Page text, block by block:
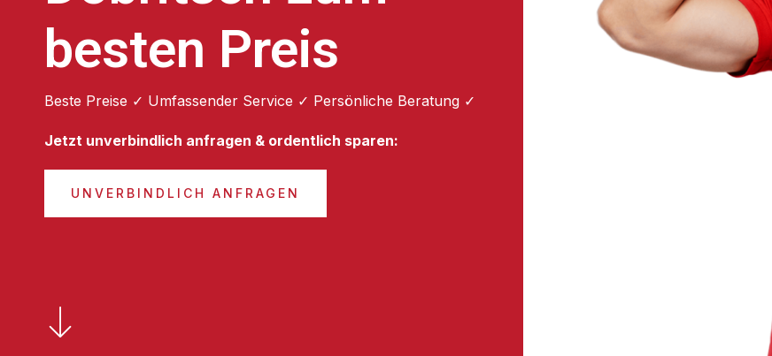
besten Preis
Beste Preise ✓ Umfassender Service ✓ Persönliche Beratung ✓
Jetzt unverbindlich anfragen & ordentlich sparen:
UNVERBINDLICH ANFRAGEN